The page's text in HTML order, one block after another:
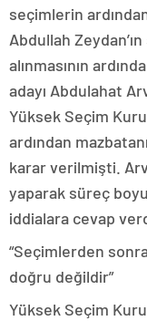
seçimlerin
Abdullah
alınmasının
adayı Abdulahat
Yüksek Seçim
ardından
karar verilmişti.
yaparak süreç
iddialara cevap
“Seçimlerden
doğru değildir”
Yüksek Seçim